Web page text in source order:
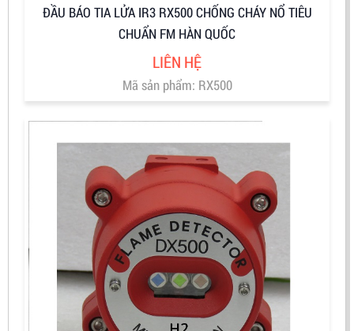
ĐẦU BÁO TIA LỬA IR3 RX500 CHỐNG CHÁY NỔ TIÊU
CHUẨN FM HÀN QUỐC
LIÊN HỆ
Mã sản phẩm: RX500